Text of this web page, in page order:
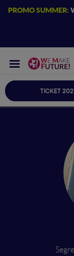
PROMO SUMMER:
TICKET